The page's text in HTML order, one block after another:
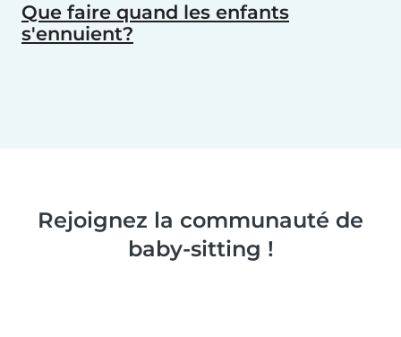
Que faire quand les enfants
s'ennuient?
Rejoignez la communauté de
baby-sitting !